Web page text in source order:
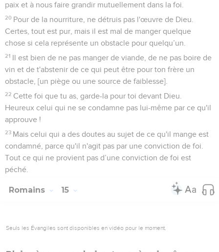
paix et à nous faire grandir mutuellement dans la foi.
20 Pour de la nourriture, ne détruis pas l'œuvre de Dieu.
Certes, tout est pur, mais il est mal de manger quelque
chose si cela représente un obstacle pour quelqu’un.
21 Il est bien de ne pas manger de viande, de ne pas boire de
vin et de t'abstenir de ce qui peut être pour ton frère un
obstacle, [un piège ou une source de faiblesse].
22 Cette foi que tu as, garde-la pour toi devant Dieu.
Heureux celui qui ne se condamne pas lui-même par ce qu'il
approuve !
23 Mais celui qui a des doutes au sujet de ce qu'il mange est
condamné, parce qu'il n'agit pas par une conviction de foi.
Tout ce qui ne provient pas d’une conviction de foi est
péché.
Romains 15
Seuls les Évangiles sont disponibles en vidéo pour le moment.